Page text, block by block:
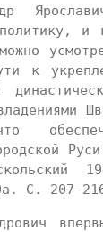
и
к
С. 207-